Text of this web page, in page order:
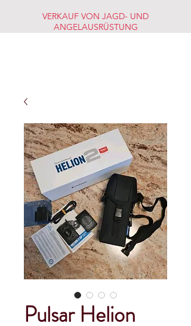
VERKAUF VON JAGD- UND
ANGELAUSRÜSTUNG
Pulsar Helion